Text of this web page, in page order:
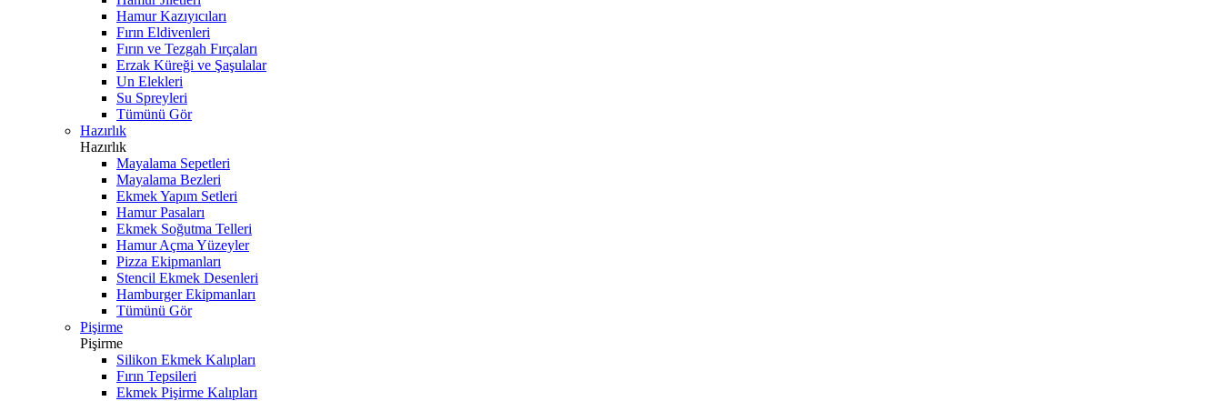
Hamur Kazıyıcıları
Fırın Eldivenleri
Fırın ve Tezgah Fırçaları
Erzak Küreği ve Şaşulalar
Un Elekleri
Su Spreyleri
Tümünü Gör
Hazırlık
Hazırlık
Mayalama Sepetleri
Mayalama Bezleri
Ekmek Yapım Setleri
Hamur Pasaları
Ekmek Soğutma Telleri
Hamur Açma Yüzeyler
Pizza Ekipmanları
Stencil Ekmek Desenleri
Hamburger Ekipmanları
Tümünü Gör
Pişirme
Pişirme
Silikon Ekmek Kalıpları
Fırın Tepsileri
Ekmek Pişirme Kalıpları